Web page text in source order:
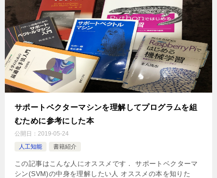
サポートベクターマシンを理解してプログラムを組
むために参考にした本
公開日： 2019-05-24
人工知能
書籍紹介
この記事はこんな人にオススメです． サポートベクターマ
シン(SVM)の中身を理解したい人 オススメの本を知りた